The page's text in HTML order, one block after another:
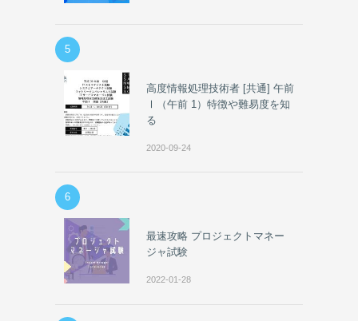
5
高度情報処理技術者 [共通] 午前
Ⅰ（午前 1）特徴や難易度を知
る
2020-09-24
6
最速攻略 プロジェクトマネー
ジャ試験
2022-01-28